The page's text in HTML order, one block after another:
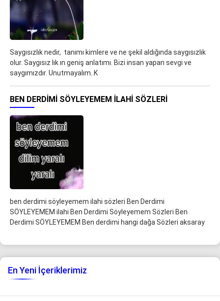
Saygısızlık nedir, tanımı kimlere ve ne şekil aldığında saygısızlık
olur. Saygısız lık ın geniş anlatımı. Bizi insan yapan sevgi ve
saygımızdır. Unutmayalım..K
BEN DERDIMI SÖYLEYEMEM ILAHI SÖZLERI
ben derdimi söyleyemem ilahi sözleri Ben Derdimi
SÖYLEYEMEM ilahi Ben Derdimi Söyleyemem Sözleri Ben
Derdimi SÖYLEYEMEM Ben derdimi hangi dağa Sözleri aksaray
En Yeni İçeriklerimiz